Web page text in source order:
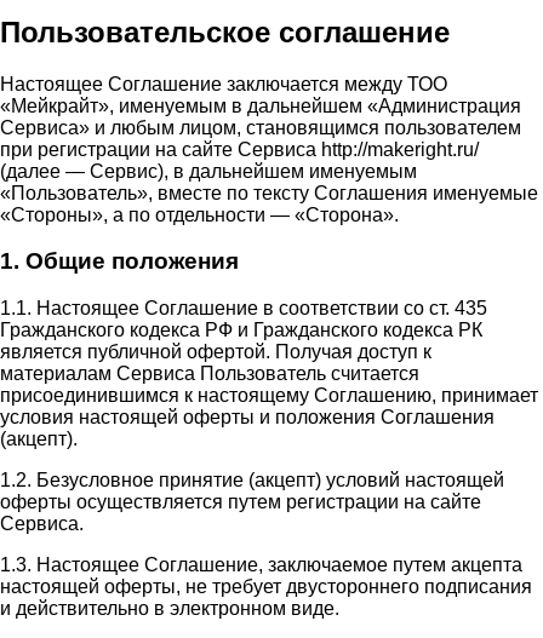
Пользовательское соглашение
Настоящее Соглашение заключается между ТОО
«Мейкрайт», именуемым в дальнейшем «Администрация
Сервиса» и любым лицом, становящимся пользователем
при регистрации на сайте Сервиса http://makeright.ru/
(далее — Сервис), в дальнейшем именуемым
«Пользователь», вместе по тексту Соглашения именуемые
«Стороны», а по отдельности — «Сторона».
1. Общие положения
1.1. Настоящее Соглашение в соответствии со ст. 435
Гражданского кодекса РФ и Гражданского кодекса РК
является публичной офертой. Получая доступ к
материалам Сервиса Пользователь считается
присоединившимся к настоящему Соглашению, принимает
условия настоящей оферты и положения Соглашения
(акцепт).
1.2. Безусловное принятие (акцепт) условий настоящей
оферты осуществляется путем регистрации на сайте
Сервиса.
1.3. Настоящее Соглашение, заключаемое путем акцепта
настоящей оферты, не требует двустороннего подписания
и действительно в электронном виде.